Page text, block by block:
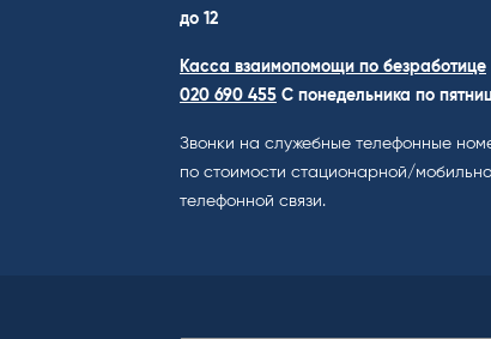
до 12
Касса взаимопомощи по безработице
020 690 455 С понедельника по
Звонки на служебные телефонные
по стоимости стационарной/
телефонной связи.